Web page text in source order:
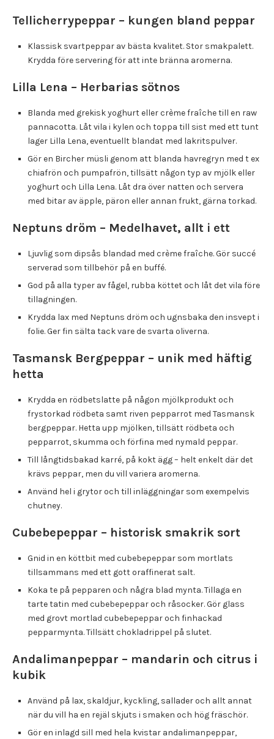
Tellicherrypeppar – kungen bland peppar
Klassisk svartpeppar av bästa kvalitet. Stor smakpalett.
Krydda före servering för att inte bränna aromerna.
Lilla Lena – Herbarias sötnos
Blanda med grekisk yoghurt eller crème fraîche till en raw
pannacotta. Låt vila i kylen och toppa till sist med ett tunt
lager Lilla Lena, eventuellt blandat med lakritspulver.
Gör en Bircher müsli genom att blanda havregryn med t ex
chiafrön och pumpafrön, tillsätt någon typ av mjölk eller
yoghurt och Lilla Lena. Låt dra över natten och servera
med bitar av äpple, päron eller annan frukt, gärna torkad.
Neptuns dröm – Medelhavet, allt i ett
Ljuvlig som dipsås blandad med crème fraîche. Gör succé
serverad som tillbehör på en buffé.
God på alla typer av fågel, rubba köttet och låt det vila före
tillagningen.
Krydda lax med Neptuns dröm och ugnsbaka den insvept i
folie. Ger fin sälta tack vare de svarta oliverna.
Tasmansk Bergpeppar – unik med häftig
hetta
Krydda en rödbetslatte på någon mjölkprodukt och
frystorkad rödbeta samt riven pepparrot med Tasmansk
bergpeppar. Hetta upp mjölken, tillsätt rödbeta och
pepparrot, skumma och förfina med nymald peppar.
Till långtidsbakad karré, på kokt ägg – helt enkelt där det
krävs peppar, men du vill variera aromerna.
Använd hel i grytor och till inläggningar som exempelvis
chutney.
Cubebepeppar – historisk smakrik sort
Gnid in en köttbit med cubebepeppar som mortlats
tillsammans med ett gott oraffinerat salt.
Koka te på pepparen och några blad mynta. Tillaga en
tarte tatin med cubebepeppar och råsocker. Gör glass
med grovt mortlad cubebepeppar och finhackad
pepparmynta. Tillsätt chokladrippel på slutet.
Andalimanpeppar – mandarin och citrus i
kubik
Använd på lax, skaldjur, kyckling, sallader och allt annat
när du vill ha en rejäl skjuts i smaken och hög fräschör.
Gör en inlagd sill med hela kvistar andalimanpeppar,